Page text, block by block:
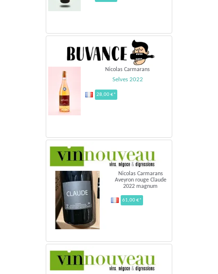
Nicolas Carmarans
Selves 2022
28,00 €*
Nicolas Carmarans
Aveyron rouge Claude
2022 magnum
61,00 €*